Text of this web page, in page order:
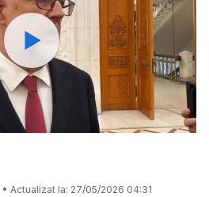
Watch
• Actualizat la: 27/05/2026 04:31